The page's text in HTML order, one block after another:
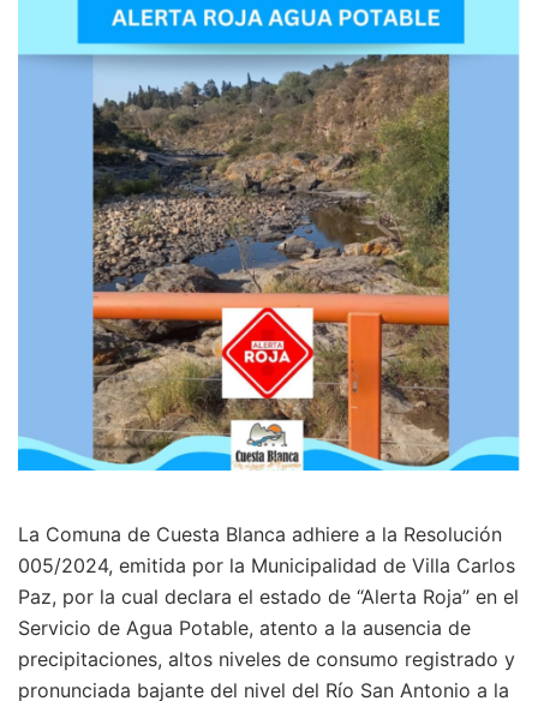
La Comuna de Cuesta Blanca adhiere a la Resolución
005/2024, emitida por la Municipalidad de Villa Carlos
Paz, por la cual declara el estado de “Alerta Roja” en el
Servicio de Agua Potable, atento a la ausencia de
precipitaciones, altos niveles de consumo registrado y
pronunciada bajante del nivel del Río San Antonio a la